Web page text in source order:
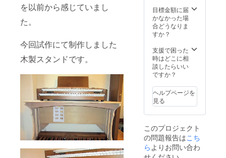
を以前から感じていまし
た。
今回試作にて制作しました
木製スタンドです。
目標金額に届
かなかった場
合どうなりま
すか？
支援で困った
時はどこに相
談したらいい
ですか？
ヘルプページを
見る
このプロジェクト
の問題報告はこち
ら よりお問い合わ